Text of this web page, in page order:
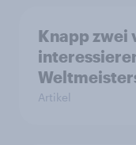
Knapp zwei
Artikel